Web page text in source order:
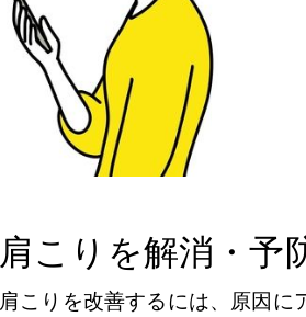
肩こりを解消・予
肩こりを改善するには、原因に